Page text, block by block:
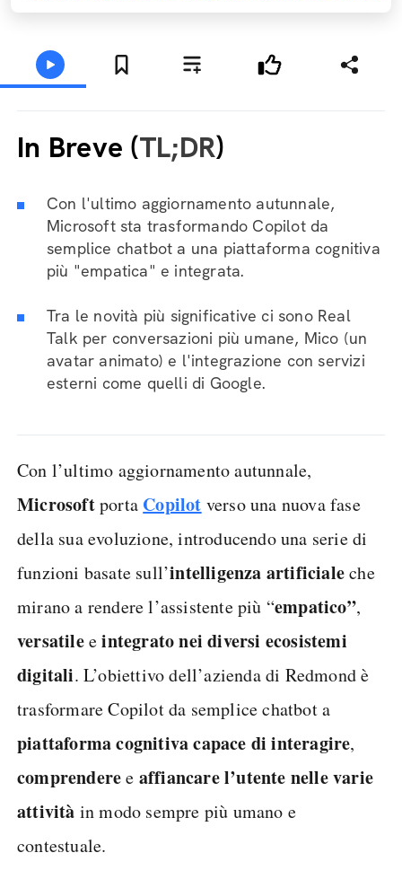
In Breve (TL;DR)
Con l'ultimo aggiornamento autunnale,
Microsoft sta trasformando Copilot da
semplice chatbot a una piattaforma cognitiva
più "empatica" e integrata.
Tra le novità più significative ci sono Real
Talk per conversazioni più umane, Mico (un
avatar animato) e l'integrazione con servizi
esterni come quelli di Google.
Con l’ultimo aggiornamento autunnale,
Microsoftporta Copilot verso una nuova fase
della sua evoluzione, introducendo una serie di
funzioni basate sull’intelligenza artificialeche
mirano a rendere l’assistente più “empatico”,
versatileeintegrato nei diversi ecosistemi
digitali. L’obiettivo dell’azienda di Redmond è
trasformare Copilot da semplice chatbot a
piattaforma cognitiva capace di interagire,
comprenderee affiancare l’utente nelle varie
attività in modo sempre più umano e
contestuale.